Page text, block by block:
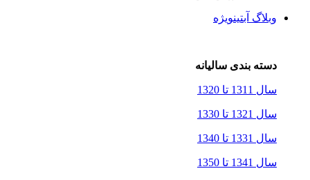
وبلاگ آبتینویژه
دسته بندی سالیانه
سال 1311 تا 1320
سال 1321 تا 1330
سال 1331 تا 1340
سال 1341 تا 1350